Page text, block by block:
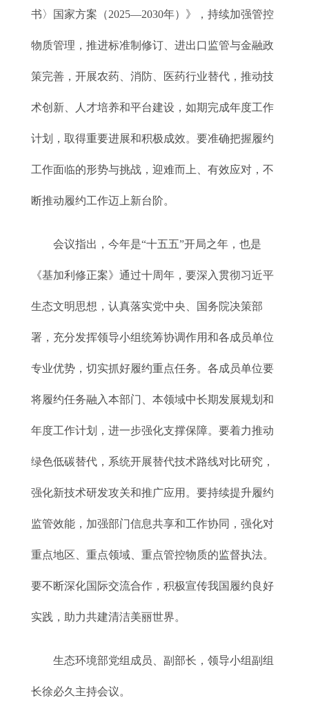
书〉国家方案（2025—2030年）》，持续加强管控
物质管理，推进标准制修订、进出口监管与金融政
策完善，开展农药、消防、医药行业替代，推动技
术创新、人才培养和平台建设，如期完成年度工作
计划，取得重要进展和积极成效。要准确把握履约
工作面临的形势与挑战，迎难而上、有效应对，不
断推动履约工作迈上新台阶。
会议指出，今年是“十五五”开局之年，也是
《基加利修正案》通过十周年，要深入贯彻习近平
生态文明思想，认真落实党中央、国务院决策部
署，充分发挥领导小组统筹协调作用和各成员单位
专业优势，切实抓好履约重点任务。各成员单位要
将履约任务融入本部门、本领域中长期发展规划和
年度工作计划，进一步强化支撑保障。要着力推动
绿色低碳替代，系统开展替代技术路线对比研究，
强化新技术研发攻关和推广应用。要持续提升履约
监管效能，加强部门信息共享和工作协同，强化对
重点地区、重点领域、重点管控物质的监督执法。
要不断深化国际交流合作，积极宣传我国履约良好
实践，助力共建清洁美丽世界。
生态环境部党组成员、副部长，领导小组副组
长徐必久主持会议。